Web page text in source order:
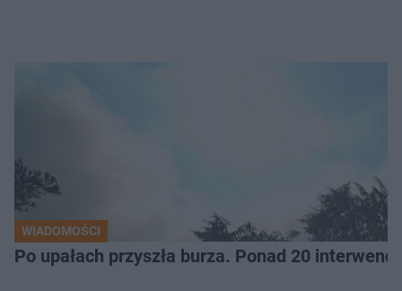
WIADOMOŚCI
Po upałach przyszła burza. Ponad 20